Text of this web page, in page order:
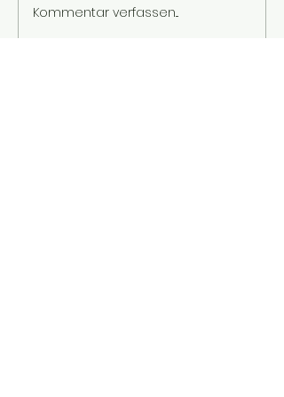
Kommentar verfassen...